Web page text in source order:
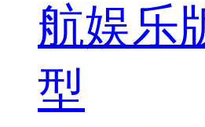
航娱乐
型